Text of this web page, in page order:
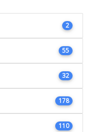
2
55
32
178
110